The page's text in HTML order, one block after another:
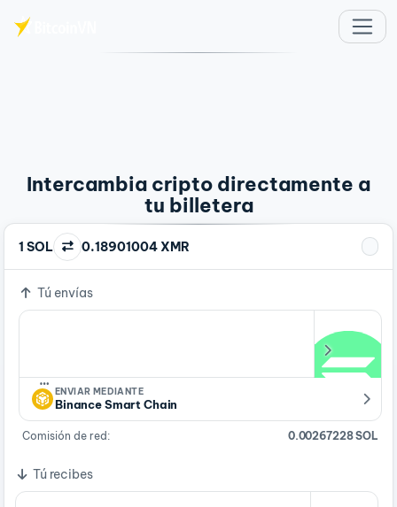
Intercambia cripto directamente a
tu billetera
1 SOL 0.18901004 XMR
Tú envías
…
ENVIAR MEDIANTE
Binance Smart Chain
Comisión de red: 0.00267228 SOL
Tú recibes